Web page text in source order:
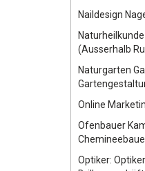
Naildesign
(Ausserhalb
Naturgarten
Online
Ofenbauer
Optiker: